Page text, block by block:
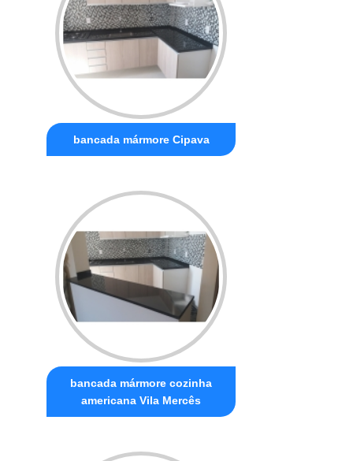
bancada mármore Cipava
bancada mármore cozinha
americana Vila Mercês